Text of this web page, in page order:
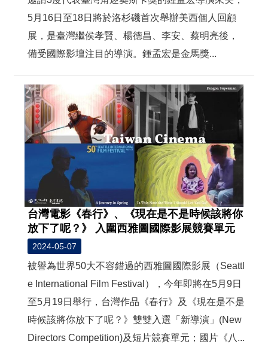
5月16日至18日將於洛杉磯首次舉辦美西個人回顧
展，是臺灣繼侯孝賢、楊德昌、李安、蔡明亮後，
備受國際影壇注目的導演。鍾孟宏是金馬獎...
台灣電影《春行》、《現在是不是時候該將你
放下了呢？》 入圍西雅圖國際影展競賽單元
2024-05-07
被譽為世界50大不容錯過的西雅圖國際影展（Seattl
e International Film Festival），今年即將在5月9日
至5月19日舉行，台灣作品《春行》及《現在是不是
時候該將你放下了呢？》雙雙入選「新導演」(New
Directors Competition)及短片競賽單元；國片《八...